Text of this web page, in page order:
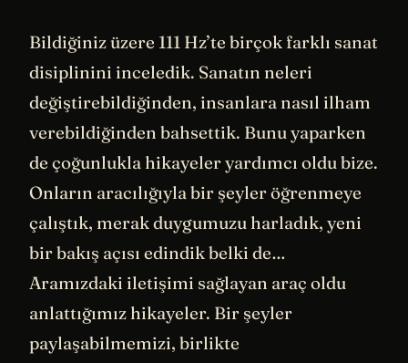
Bildiğiniz üzere 111 Hz’te birçok farklı sanat
disiplinini inceledik. Sanatın neleri
değiştirebildiğinden, insanlara nasıl ilham
verebildiğinden bahsettik. Bunu yaparken
de çoğunlukla hikayeler yardımcı oldu bize.
Onların aracılığıyla bir şeyler öğrenmeye
çalıştık, merak duygumuzu harladık, yeni
bir bakış açısı edindik belki de…
Aramızdaki iletişimi sağlayan araç oldu
anlattığımız hikayeler. Bir şeyler
paylaşabilmemizi, birlikte